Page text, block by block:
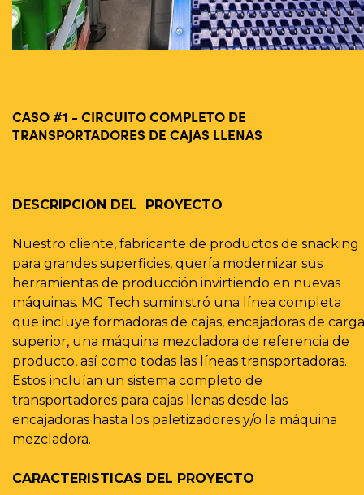
CASO #1 - CIRCUITO COMPLETO DE
TRANSPORTADORES DE CAJAS LLENAS
DESCRIPCION DEL PROYECTO
Nuestro cliente, fabricante de productos de snacking
para grandes superficies, quería modernizar sus
herramientas de producción invirtiendo en nuevas
máquinas. MG Tech suministró una línea completa
que incluye formadoras de cajas, encajadoras de carga
superior, una máquina mezcladora de referencia de
producto, así como todas las líneas transportadoras.
Estos incluían un sistema completo de
transportadores para cajas llenas desde las
encajadoras hasta los paletizadores y/o la máquina
mezcladora.
CARACTERISTICAS DEL PROYECTO